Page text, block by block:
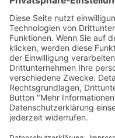
Impressum
Tierärzte /
Vermisstes Tier